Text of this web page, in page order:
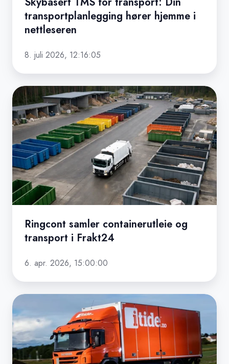
transportplanlegging hører hjemme i
nettleseren
8. juli 2026, 12:16:05
Ringcont
samler
containerutleie
transport
i
Frakt24
Ringcont samler containerutleie og
transport i Frakt24
6. apr. 2026, 15:00:00
iTide
velger
Frakt24
som
ny